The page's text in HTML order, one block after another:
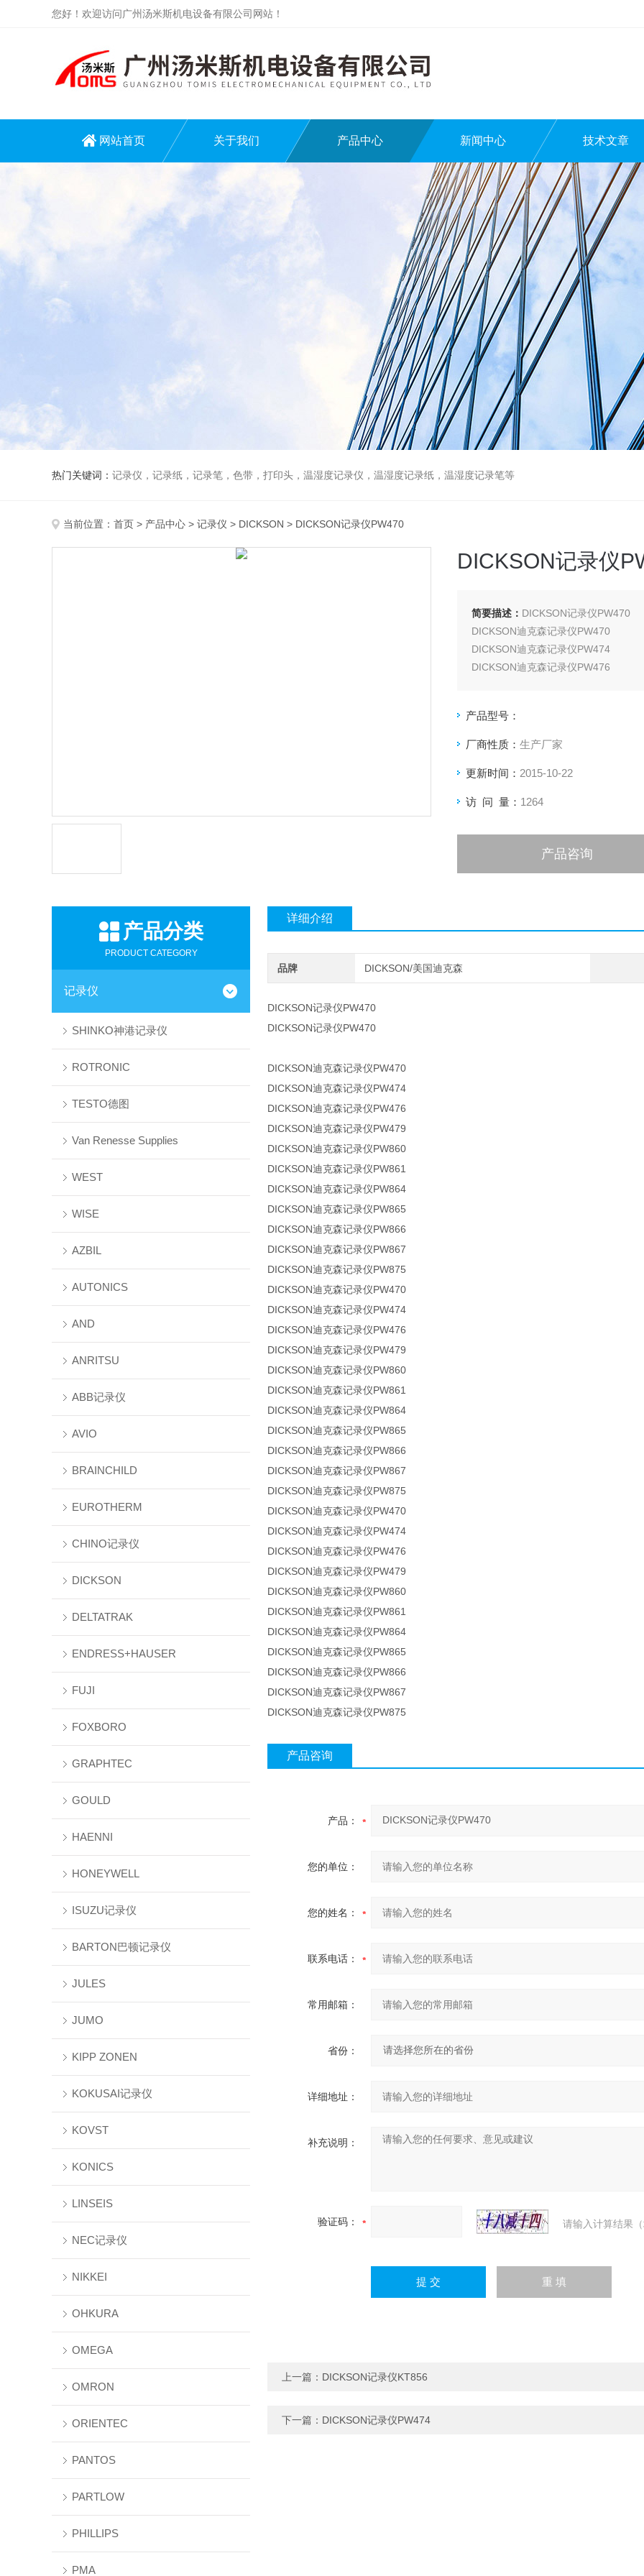
您好！欢迎访问广州汤米斯机电设备有限公司网站！
网站首页 关于我们 产品中心 新闻中心 技术文章
热门关键词： 记录仪，记录纸，记录笔，色带，打印头，温湿度记录仪，温湿度记录纸，温湿度记录笔等
当前位置： 首页 > 产品中心 > 记录仪 > DICKSON > DICKSON记录仪PW470
DICKSON记录仪
简要描述： DICKSON记录仪PW470
DICKSON迪克森记录仪PW470
DICKSON迪克森记录仪PW474
DICKSON迪克森记录仪PW476
DICKSON迪克森记录仪PW861
DICKSON迪克森记录仪PW864
DICKSON迪克森记录仪PW866
产品型号：
厂商性质： 生产厂家
更新时间： 2015-10-22
访 问 量： 1264
产品咨询
产品分类
PRODUCT CATEGORY
记录仪
SHINKO神港记录仪
ROTRONIC
TESTO德图
Van Renesse Supplies
WEST
WISE
AZBIL
AUTONICS
AND
ANRITSU
ABB记录仪
AVIO
BRAINCHILD
EUROTHERM
CHINO记录仪
DICKSON
DELTATRAK
ENDRESS+HAUSER
FUJI
FOXBORO
GRAPHTEC
GOULD
HAENNI
HONEYWELL
ISUZU记录仪
BARTON巴顿记录仪
JULES
JUMO
KIPP ZONEN
KOKUSAI记录仪
KOVST
KONICS
LINSEIS
NEC记录仪
NIKKEI
OHKURA
OMEGA
OMRON
ORIENTEC
PANTOS
PARTLOW
PHILLIPS
PMA
详细介绍
品牌 DICKSON/美国迪克森
DICKSON记录仪PW470
DICKSON记录仪PW470
DICKSON迪克森记录仪PW470
DICKSON迪克森记录仪PW474
DICKSON迪克森记录仪PW476
DICKSON迪克森记录仪PW479
DICKSON迪克森记录仪PW860
DICKSON迪克森记录仪PW861
DICKSON迪克森记录仪PW864
DICKSON迪克森记录仪PW865
DICKSON迪克森记录仪PW866
DICKSON迪克森记录仪PW867
DICKSON迪克森记录仪PW875
DICKSON迪克森记录仪PW470
DICKSON迪克森记录仪PW474
DICKSON迪克森记录仪PW476
DICKSON迪克森记录仪PW479
DICKSON迪克森记录仪PW860
DICKSON迪克森记录仪PW861
DICKSON迪克森记录仪PW864
DICKSON迪克森记录仪PW865
DICKSON迪克森记录仪PW866
DICKSON迪克森记录仪PW867
DICKSON迪克森记录仪PW875
DICKSON迪克森记录仪PW470
DICKSON迪克森记录仪PW474
DICKSON迪克森记录仪PW476
DICKSON迪克森记录仪PW479
DICKSON迪克森记录仪PW860
DICKSON迪克森记录仪PW861
DICKSON迪克森记录仪PW864
DICKSON迪克森记录仪PW865
DICKSON迪克森记录仪PW866
DICKSON迪克森记录仪PW867
DICKSON迪克森记录仪PW875
产品咨询
产品：
您的单位：
您的姓名：
联系电话：
常用邮箱：
省份：
详细地址：
补充说明：
验证码： 请输入计算结果
上一篇： DICKSON记录仪KT856
下一篇： DICKSON记录仪PW474